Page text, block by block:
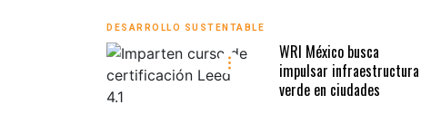
DESARROLLO SUSTENTABLE
WRI México busca
impulsar infraestructura
verde en ciudades